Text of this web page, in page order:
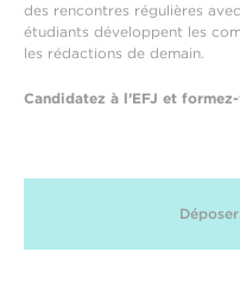
des rencontres régulières
étudiants développent les
les rédactions de demain.
Candidatez à l’EFJ et